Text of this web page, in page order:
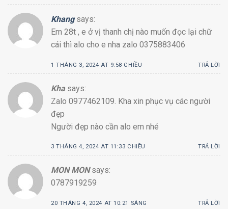
Khang says:
Em 28t , e ở vị thanh chị nào muốn đọc lại chữ
cái thì alo cho e nha zalo 0375883406
1 THÁNG 3, 2024 AT 9:58 CHIỀU TRẢ LỜI
Kha says:
Zalo 0977462109. Kha xin phục vụ các người
đẹp
Người đẹp nào cần alo em nhé
3 THÁNG 4, 2024 AT 11:33 CHIỀU TRẢ LỜI
MON MON says:
0787919259
20 THÁNG 4, 2024 AT 10:21 SÁNG TRẢ LỜI